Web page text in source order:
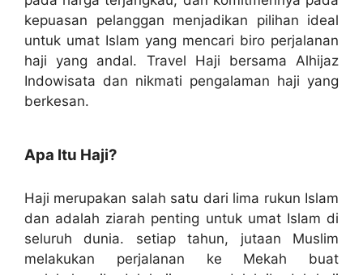
kepuasan pelanggan menjadikan pilihan ideal
untuk umat Islam yang mencari biro perjalanan
haji yang andal. Travel Haji bersama Alhijaz
Indowisata dan nikmati pengalaman haji yang
berkesan.
Apa Itu Haji?
Haji merupakan salah satu dari lima rukun Islam
dan adalah ziarah penting untuk umat Islam di
seluruh dunia. setiap tahun, jutaan Muslim
melakukan perjalanan ke Mekah buat